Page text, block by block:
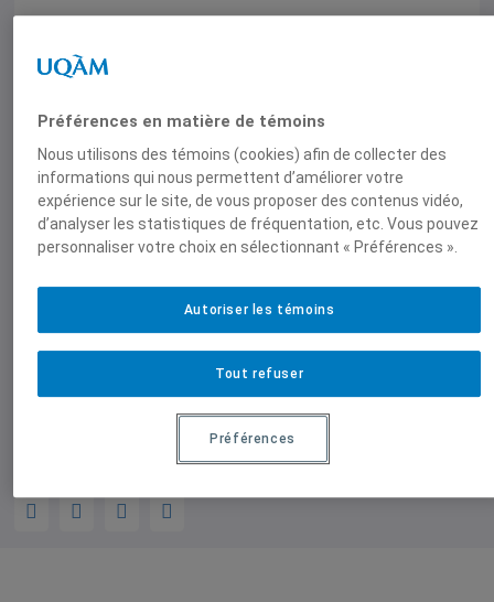
La Revue Œconomia Humana est une
revue académique généraliste
papier créée en 2023. Elle est une
extension du bulletin Œconomia
Humana, lui-même lancé en 2002 par
l’ancienne Chaire de responsabilité
sociale et de développement durable de
l’ESG UQAM, devenue le CRSDD.
En savoir plus
Préférences en matière de témoins
Nous utilisons des témoins (cookies) afin de collecter des
informations qui nous permettent d’améliorer votre
expérience sur le site, de vous proposer des contenus vidéo,
d’analyser les statistiques de fréquentation, etc. Vous pouvez
personnaliser votre choix en sélectionnant « Préférences ».
Tout refuser
Autoriser les témoins
Préférences